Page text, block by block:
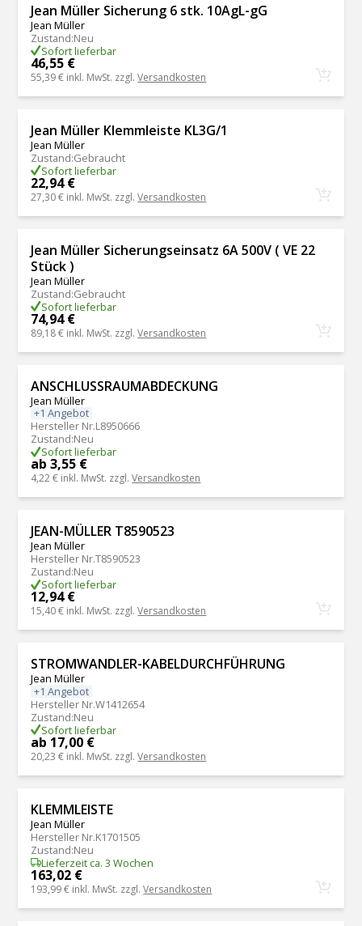
Jean Müller Sicherung 6 stk. 10AgL-gG
Jean Müller
Zustand:Neu
Sofort lieferbar
46,55 €
55,39 € inkl. MwSt. zzgl.Versandkosten
Jean Müller Klemmleiste KL3G/1
Jean Müller
Zustand:Gebraucht
Sofort lieferbar
22,94 €
27,30 € inkl. MwSt. zzgl.Versandkosten
Jean Müller Sicherungseinsatz 6A 500V ( VE 22
Stück )
Jean Müller
Zustand:Gebraucht
Sofort lieferbar
74,94 €
89,18 € inkl. MwSt. zzgl.Versandkosten
ANSCHLUSSRAUMABDECKUNG
Jean Müller
+1 Angebot
Hersteller Nr.L8950666
Zustand:Neu
Sofort lieferbar
ab 3,55 €
4,22 € inkl. MwSt. zzgl.Versandkosten
JEAN-MÜLLER T8590523
Jean Müller
Hersteller Nr.T8590523
Zustand:Neu
Sofort lieferbar
12,94 €
15,40 € inkl. MwSt. zzgl.Versandkosten
STROMWANDLER-KABELDURCHFÜHRUNG
Jean Müller
+1 Angebot
Hersteller Nr.W1412654
Zustand:Neu
Sofort lieferbar
ab 17,00 €
20,23 € inkl. MwSt. zzgl.Versandkosten
KLEMMLEISTE
Jean Müller
Hersteller Nr.K1701505
Zustand:Neu
Lieferzeit ca. 3 Wochen
163,02 €
193,99 € inkl. MwSt. zzgl.Versandkosten